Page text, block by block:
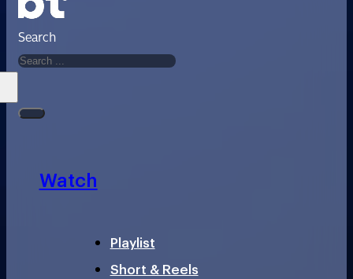
Search
Watch
Playlist
Short & Reels